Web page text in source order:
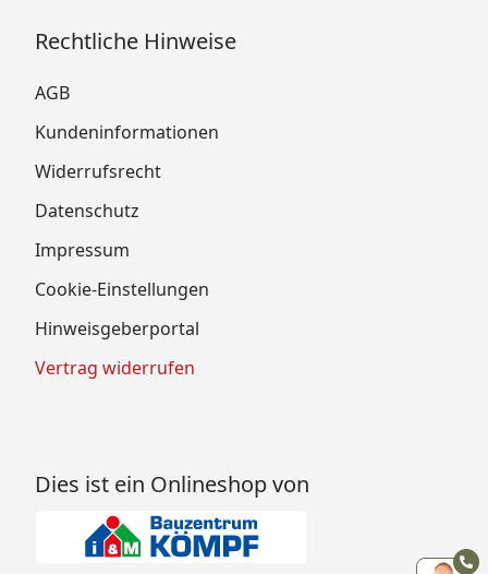
Rechtliche Hinweise
AGB
Kundeninformationen
Widerrufsrecht
Datenschutz
Impressum
Cookie-Einstellungen
Hinweisgeberportal
Vertrag widerrufen
Dies ist ein Onlineshop von